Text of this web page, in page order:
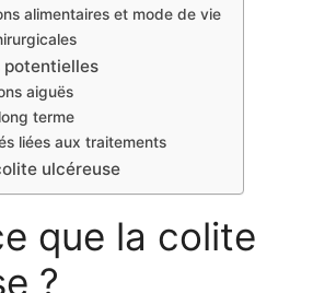
alimentaires et mode de vie
potentielles
aiguës
terme
liées aux traitements
ulcéreuse
que la colite
?